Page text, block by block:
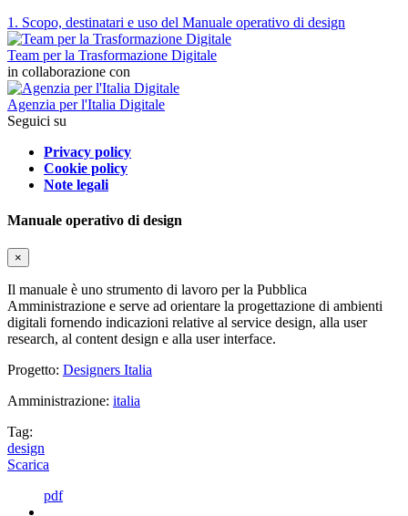
1. Scopo, destinatari e uso del Manuale operativo di design
Team per la Trasformazione Digitale
in collaborazione con
Agenzia per l'Italia Digitale
Seguici su
Privacy policy
Cookie policy
Note legali
Manuale operativo di design
×
Il manuale è uno strumento di lavoro per la Pubblica
Amministrazione e serve ad orientare la progettazione di ambienti
digitali fornendo indicazioni relative al service design, alla user
research, al content design e alla user interface.
Progetto: Designers Italia
Amministrazione: italia
Tag:
design
Scarica
pdf